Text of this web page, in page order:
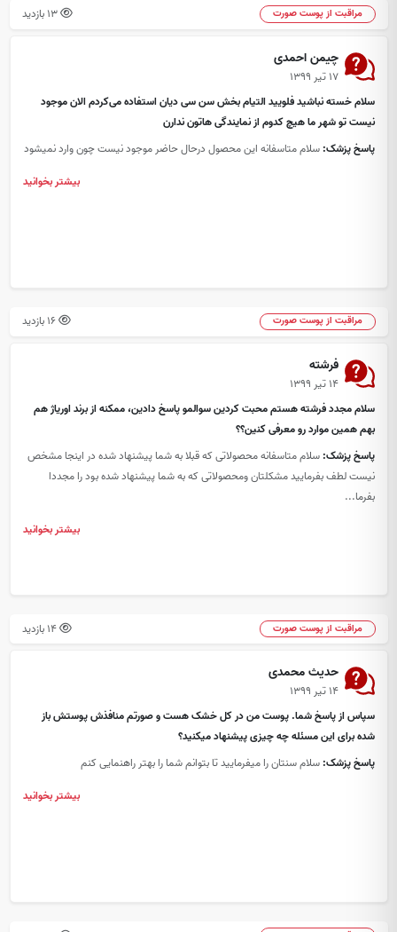
مراقبت از پوست صورت 13 بازدید
چیمن احمدی
۱۷ تیر ۱۳۹۹
سلام خسته نباشید فلویید التیام بخش سن سی دیان استفاده می‌کردم الان موجود
نیست تو شهر ما هیچ کدوم از نمایندگی هاتون ندارن
پاسخ پزشک: سلام متاسفانه این محصول درحال حاضر موجود نیست چون وارد نمیشود
بیشتر بخوانید
مراقبت از پوست صورت 16 بازدید
فرشته
۱۴ تیر ۱۳۹۹
سلام مجدد فرشته هستم محبت کردین سوالمو پاسخ دادین، ممکنه از برند اوریاژ هم
بهم همین موارد رو معرفی کنین؟؟
پاسخ پزشک: سلام متاسفانه محصولاتی که قبلا به شما پیشنهاد شده در اینجا مشخص
نیست لطف بفرمایید مشکلتان ومحصولاتی که به شما پیشنهاد شده بود را مجددا
بفرما...
بیشتر بخوانید
مراقبت از پوست صورت 14 بازدید
حدیث محمدی
۱۴ تیر ۱۳۹۹
سپاس از پاسخ شما. پوست من در کل خشک هست و صورتم منافذش پوستش باز
شده برای این مسئله چه چیزی پیشنهاد میکنید؟
پاسخ پزشک: سلام سنتان را میفرمایید تا بتوانم شما را بهتر راهنمایی کنم
بیشتر بخوانید